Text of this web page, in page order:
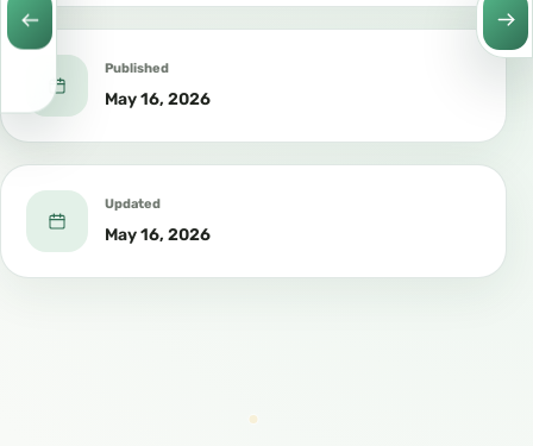
Published
May 16, 2026
Updated
May 16, 2026